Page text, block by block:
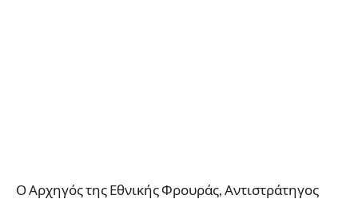
Ο Αρχηγός της Εθνικής Φρουράς, Αντιστράτηγος